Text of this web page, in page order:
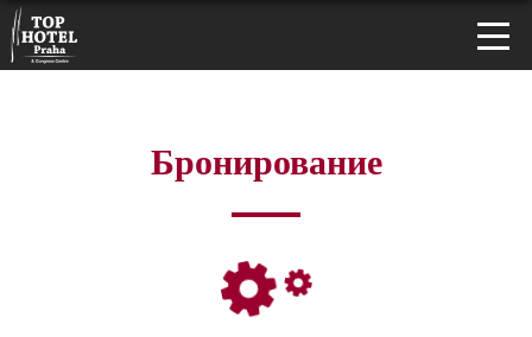
Бронирование